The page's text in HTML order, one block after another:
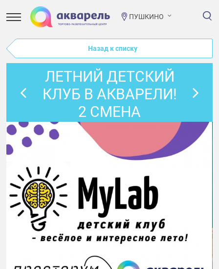
ПУШКИНО
Назад к списку
ЛЕТНИЙ ДЕТСКИЙ
КЛУБ В АКВАРЕЛИ!
2 СМЕНА